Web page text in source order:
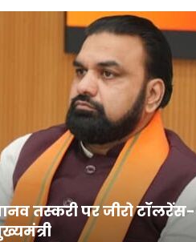
तस्करी पर जीरो टॉलरेंस-